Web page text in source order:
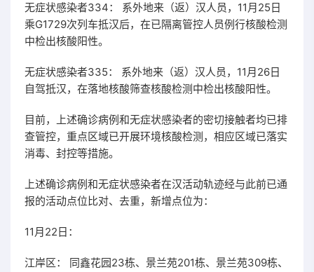
无症状感染者334： 系外地来（返）汉人员，11月25日
乘G1729次列车抵汉后，在已隔离管控人员例行核酸检测
中检出核酸阳性。
无症状感染者335： 系外地来（返）汉人员，11月26日
自驾抵汉，在落地核酸筛查核酸检测中检出核酸阳性。
目前，上述确诊病例和无症状感染者的密切接触者均已排
查管控，重点区域已开展环境核酸检测，相应区域已落实
消毒、封控等措施。
上述确诊病例和无症状感染者在汉活动轨迹经与此前已通
报的活动点位比对、去重，新增点位为：
11月22日：
江岸区： 同鑫花园23栋、景兰苑201栋、景兰苑309栋、